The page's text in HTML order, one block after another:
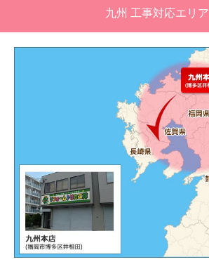
九州 工事対応エリア